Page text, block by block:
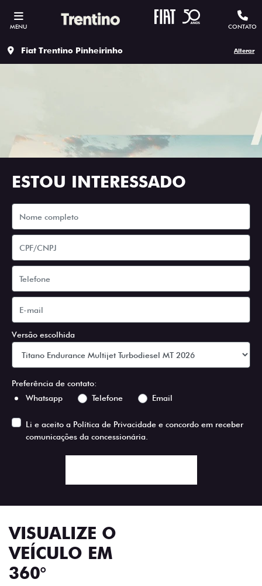
MENU CONTATO
Fiat Trentino Pinheirinho Alterar
ESTOU INTERESSADO
Versão escolhida
Preferência de contato:
Whatsapp
Telefone Email
Li e aceito a Política de Privacidade e concordo em receber
comunicações da concessionária.
VISUALIZE O
VEÍCULO EM
360°